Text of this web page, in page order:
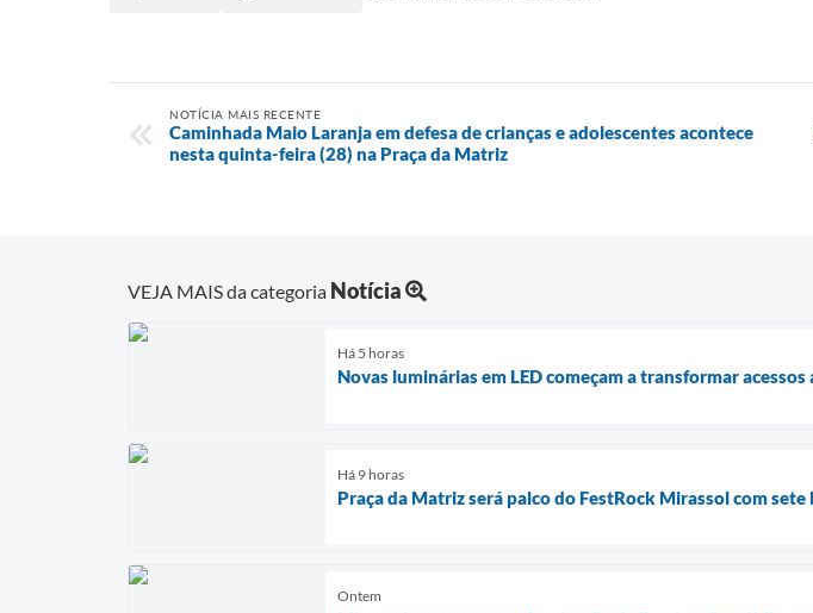
NOTÍCIA MAIS RECENTE
Caminhada Maio Laranja em defesa de crianças e adolescentes acontece
nesta quinta-feira (28) na Praça da Matriz
VEJA MAIS da categoria Notícia
Há 5 horas
Novas luminárias em LED começam a transformar
Há 9 horas
Praça da Matriz será palco do FestRock Mirassol com
Ontem